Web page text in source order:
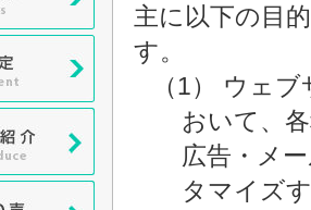
主に以下の目
す。
（1） ウェ
おいて、
広告・メ
タマイズ